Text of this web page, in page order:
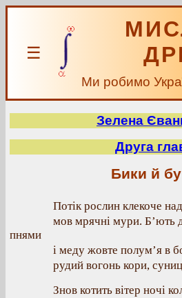
☰
Ми робимо
Зелена
Друга
Бики й
Потік рослин клекоче
мов мрячні мури. Б’ють
пнями
і меду жовте полум’я в
рудий вогонь кори,
Знов котить вітер ночі